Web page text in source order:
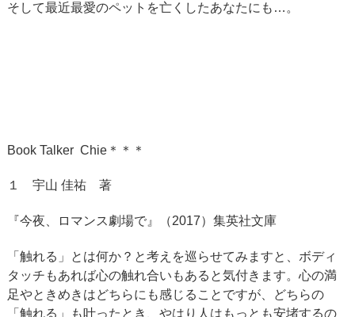
そして最近最愛のペットを亡くしたあなたにも…。
Book Talker Chie＊＊＊
１ 宇山 佳祐 著
『今夜、ロマンス劇場で』（2017）集英社文庫
「触れる」とは何か？と考えを巡らせてみますと、ボディ
タッチもあれば心の触れ合いもあると気付きます。心の満
足やときめきはどちらにも感じることですが、どちらの
「触れる」も叶ったとき、やはり人はもっとも安堵するの